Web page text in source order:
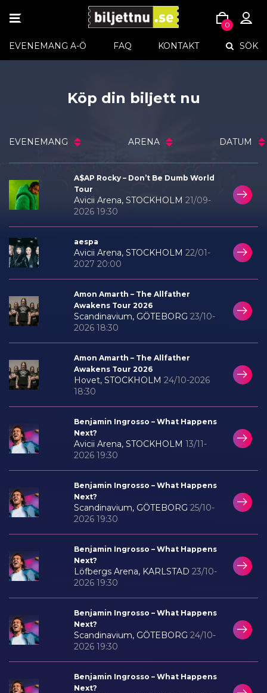
to
content
TOGGLE
0
EVENEMANG A-Ö FAQ KONTAKT SÖK
Köp din biljett nu
EVENEMANG ARENA DATUM
A$AP Rocky – Don’t Be Dumb World
Tour
Avicii Arena, STOCKHOLM 21/09-
2026 19:30
aespa
Avicii Arena, STOCKHOLM 22/01-
2027 20:00
Amon Amarth – The Allfather
Awakens Tour 2026
Scandinavium, GÖTEBORG 23/10-
2026 18:30
Amon Amarth – The Allfather
Awakens Tour 2026
Hovet, STOCKHOLM 24/10-2026
18:30
Benjamin Ingrosso – What Happens
Next?
Avicii Arena, STOCKHOLM 13/11-
2026 19:30
Benjamin Ingrosso – What Happens
Next?
Scandinavium, GÖTEBORG 25/10-
2026 19:30
Benjamin Ingrosso – What Happens
Next?
Löfbergs Arena, KARLSTAD 23/10-
2026 19:30
Benjamin Ingrosso – What Happens
Next?
Scandinavium, GÖTEBORG 24/10-
2026 19:30
Benjamin Ingrosso – What Happens
Next?